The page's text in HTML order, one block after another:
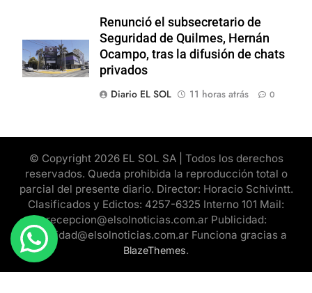
Renunció el subsecretario de
Seguridad de Quilmes, Hernán
Ocampo, tras la difusión de chats
privados
Diario EL SOL
11 horas atrás 0
© Copyright 2026 EL SOL SA | Todos los derechos
reservados. Queda prohibida la reproducción total o
parcial del presente diario. Director: Horacio Schivintt.
Clasificados y Edictos: 4257-6325 Interno 101 Mail:
recepcion@elsolnoticias.com.ar Publicidad:
publicidad@elsolnoticias.com.ar Funciona gracias a
BlazeThemes.